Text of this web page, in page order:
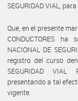
SEGURIDAD VIAL,
Que, en el presente
CONDUCTORES
NACIONAL DE
registro del curso
SEGURIDAD VIAL
presentando a tal
vigente.